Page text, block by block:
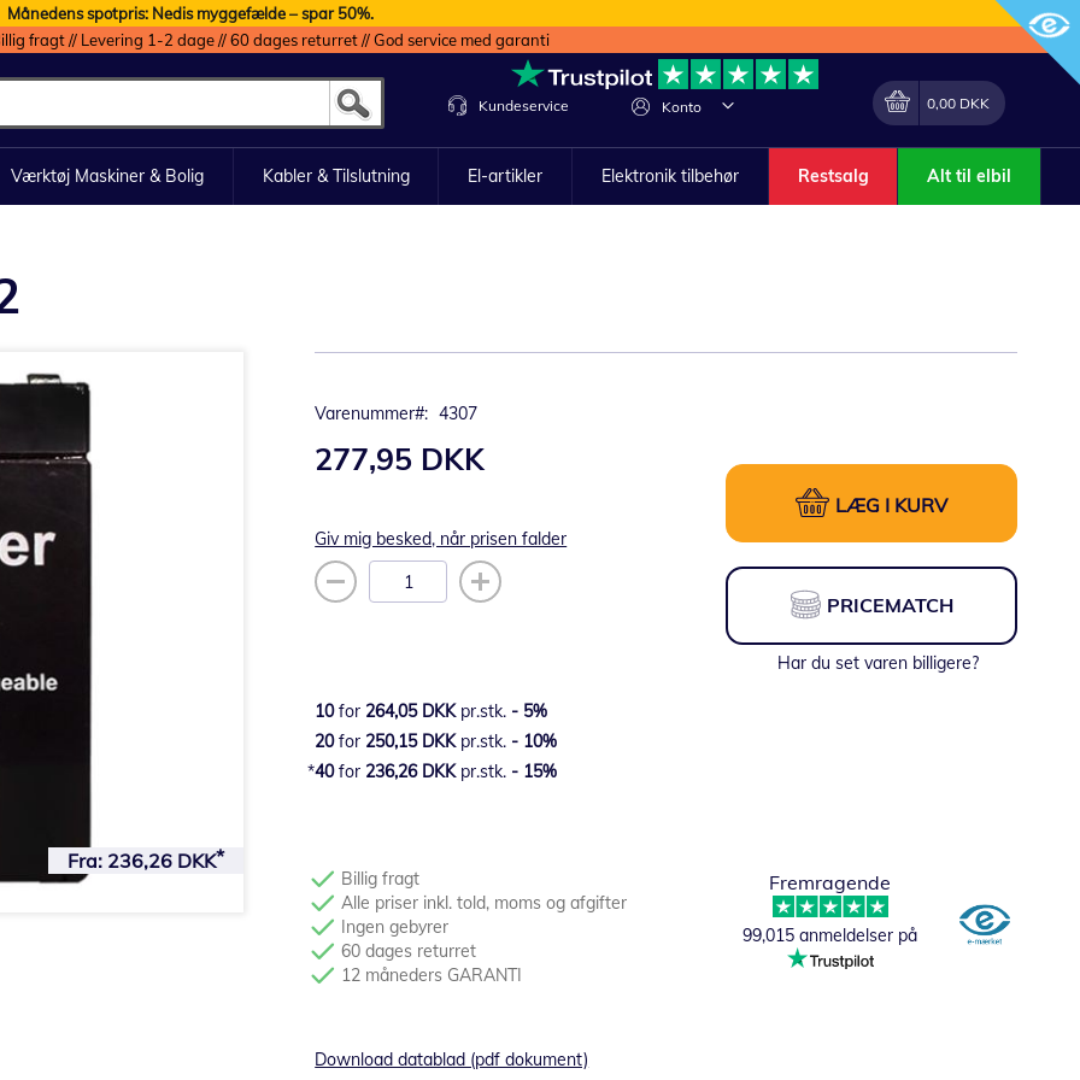
Månedens spotpris: Nedis myggefælde – spar 50%.
fragt // Levering 1-2 dage // 60 dages returret // God service med garanti
Konto
Lave
Min indkøbskurv
0,00 DKK
Kundeservice
Værktøj Maskiner & Bolig Kabler & Tilslutning El-artikler Elektronik tilbehør Restsalg Alt til elbil
Varenummer 4307
277,95 DKK
Giv mig besked, når prisen falder
LÆG I KURV
PRICEMATCH
Har du set varen billigere?
10for 264,05 DKK pr.stk. - 5%
20for 250,15 DKK pr.stk. - 10%
40for 236,26 DKK pr.stk. - 15%
Billig fragt
Alle priser inkl. told, moms og afgifter
Ingen gebyrer
60 dages returret
12 måneders GARANTI
Fremragende
99,015 anmeldelser på
Download datablad (pdf dokument)
Fra: 236,26 DKK